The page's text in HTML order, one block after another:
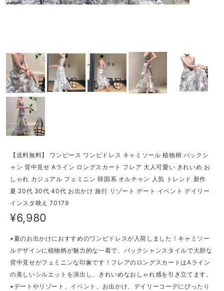
【送料無料】 ワンピース ワンピドレス キャミソール 植物柄 バックシ
ャン 背中見せ Aライン ロングスカート フレア 大人可愛い きれいめ お
しゃれ カジュアル フェミニン 韓国系 オルチャン 人気 トレンド 新作
夏 20代 30代 40代 お出かけ 旅行 リゾート デート イベント デイリー
インスタ映え 70179
¥6,980
▪夏のお出かけにおすすめのワンピドレスが入荷しました！キャミソー
ルデザインに植物柄が魅力的な一着で、バックシャンスタイルで大胆な
背中見せがフェミニンな印象です！フレアのロングスカートはAライン
の美しいシルエットを演出し、きれいめなおしゃれ感を引き立てます。
▪デートやリゾート、イベント、お出かけ、デイリーコーデにぴったり